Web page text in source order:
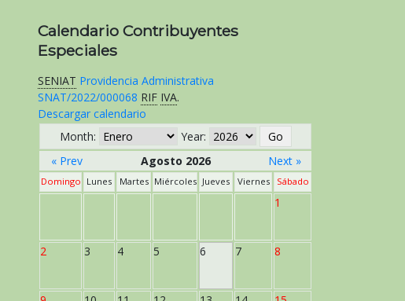
Calendario Contribuyentes
Especiales
SENIAT Providencia Administrativa
SNAT/2022/000068 RIF IVA.
Descargar calendario
Month:
Year:
« Prev
Agosto 2026 Next »
Domingo Lunes Martes Miércoles Jueves Viernes Sábado
1
2 3 4 5 6 7 8